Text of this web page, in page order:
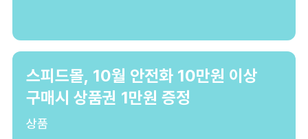
스피드몰, 10월 안전화 10만원 이상
구매시 상품권 1만원 증정
상품